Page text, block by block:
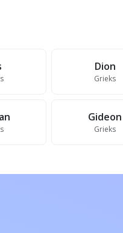
Dion
Grieks
Gideon
Grieks